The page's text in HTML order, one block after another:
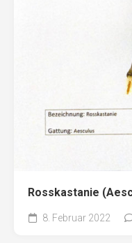
Rosskastanie
8. Februar 2022